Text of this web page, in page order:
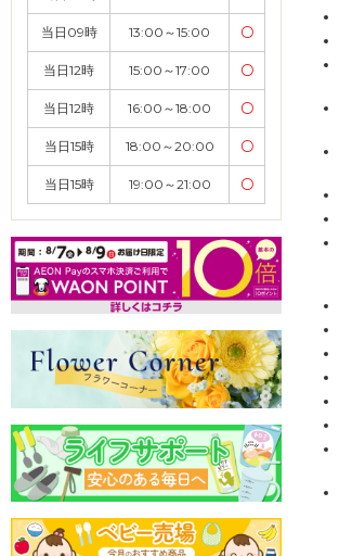
当日09時 13:00～15:00 〇
当日12時 15:00～17:00 〇
当日12時 16:00～18:00 〇
当日15時 18:00～20:00 〇
当日15時 19:00～21:00 〇